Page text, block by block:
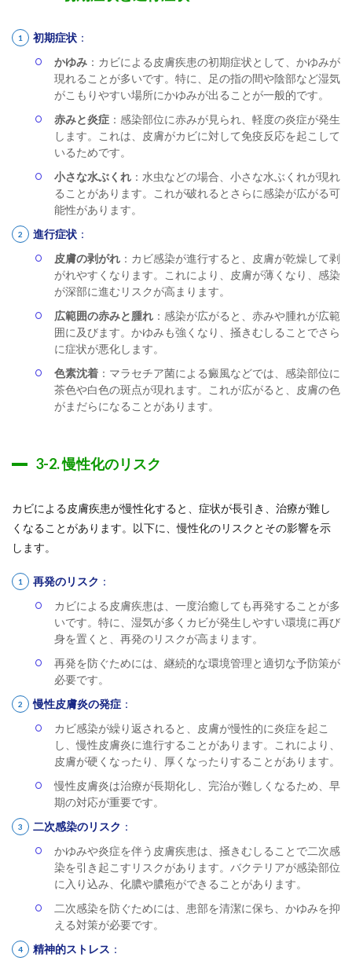
初期症状 ：
かゆみ ：カビによる皮膚疾患の初期症状として、かゆみが
現れることが多いです。特に、足の指の間や陰部など湿気
がこもりやすい場所にかゆみが出ることが一般的です。
赤みと炎症 ：感染部位に赤みが見られ、軽度の炎症が発生
します。これは、皮膚がカビに対して免疫反応を起こして
いるためです。
小さな水ぶくれ ：水虫などの場合、小さな水ぶくれが現れ
ることがあります。これが破れるとさらに感染が広がる可
能性があります。
進行症状 ：
皮膚の剥がれ ：カビ感染が進行すると、皮膚が乾燥して剥
がれやすくなります。これにより、皮膚が薄くなり、感染
が深部に進むリスクが高まります。
広範囲の赤みと腫れ ：感染が広がると、赤みや腫れが広範
囲に及びます。かゆみも強くなり、掻きむしることでさら
に症状が悪化します。
色素沈着 ：マラセチア菌による癜風などでは、感染部位に
茶色や白色の斑点が現れます。これが広がると、皮膚の色
がまだらになることがあります。
3-2. 慢性化のリスク
カビによる皮膚疾患が慢性化すると、症状が長引き、治療が難し
くなることがあります。以下に、慢性化のリスクとその影響を示
します。
再発のリスク ：
カビによる皮膚疾患は、一度治癒しても再発することが多
いです。特に、湿気が多くカビが発生しやすい環境に再び
身を置くと、再発のリスクが高まります。
再発を防ぐためには、継続的な環境管理と適切な予防策が
必要です。
慢性皮膚炎の発症 ：
カビ感染が繰り返されると、皮膚が慢性的に炎症を起こ
し、慢性皮膚炎に進行することがあります。これにより、
皮膚が硬くなったり、厚くなったりすることがあります。
慢性皮膚炎は治療が長期化し、完治が難しくなるため、早
期の対応が重要です。
二次感染のリスク ：
かゆみや炎症を伴う皮膚疾患は、掻きむしることで二次感
染を引き起こすリスクがあります。バクテリアが感染部位
に入り込み、化膿や膿疱ができることがあります。
二次感染を防ぐためには、患部を清潔に保ち、かゆみを抑
える対策が必要です。
精神的ストレス ：